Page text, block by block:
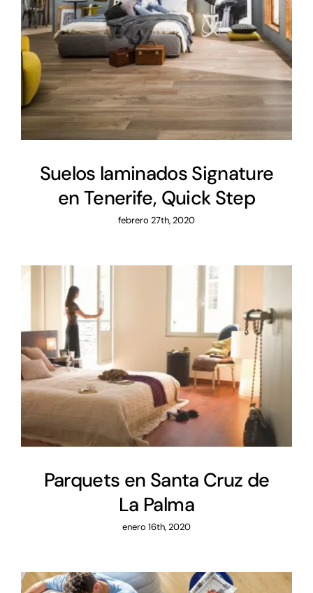
Suelos laminados Signature
en Tenerife, Quick Step
Suelos laminados Signature
en Tenerife, Quick Step
febrero 27th, 2020
Parquets en Santa Cruz de La
Palma
Parquets en Santa Cruz de
La Palma
enero 16th, 2020